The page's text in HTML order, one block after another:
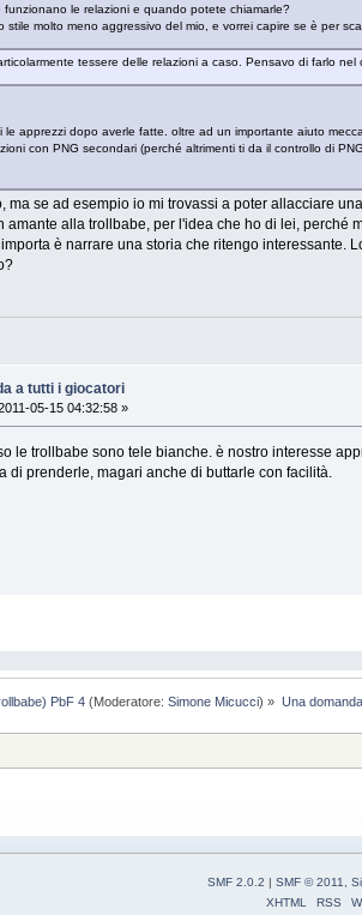
funzionano le relazioni e quando potete chiamarle?
stile molto meno aggressivo del mio, e vorrei capire se è per
tessere delle relazioni a caso. Pensavo di farlo
le apprezzi dopo averle fatte. oltre ad un importante aiuto
con PNG secondari (perché altrimenti ti da il controllo di
ma se ad esempio io mi trovassi a poter allacciare
amante alla trollbabe, per l'idea che ho di lei,
è narrare una storia che ritengo interessante.
a tutti i giocatori
05-15 04:32:58 »
le trollbabe sono tele bianche. è nostro interesse
di prenderle, magari anche di buttarle con facilità.
PbF 4 (Moderatore:Simone Micucci) » Una
SMF 2.0.2 | SMF © 2011
XHTML
RSS